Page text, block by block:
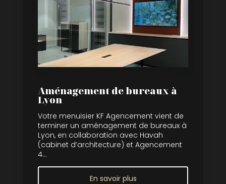
Aménagement de bureaux à
Lyon
Votre menuisier KF Agencement vient de
terminer un aménagement de bureaux à
Lyon, en collaboration avec Havah
(cabinet d’architecture) et Agencement
4...
En savoir plus